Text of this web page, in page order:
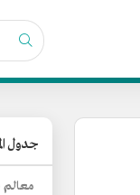
جدول
معالم